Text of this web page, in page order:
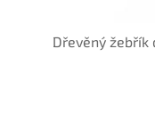
Dřevěný žebřík